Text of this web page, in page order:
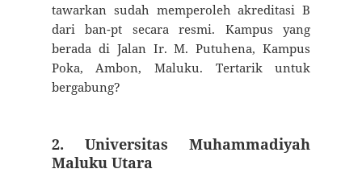
tawarkan sudah memperoleh akreditasi B
dari ban-pt secara resmi. Kampus yang
berada di Jalan Ir. M. Putuhena, Kampus
Poka, Ambon, Maluku. Tertarik untuk
bergabung?
2. Universitas Muhammadiyah
Maluku Utara